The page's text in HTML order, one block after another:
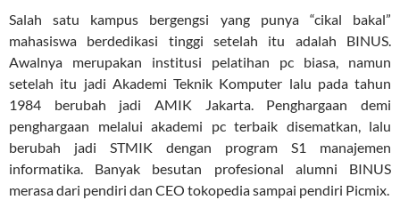
Salah satu kampus bergengsi yang punya “cikal bakal”
mahasiswa berdedikasi tinggi setelah itu adalah BINUS.
Awalnya merupakan institusi pelatihan pc biasa, namun
setelah itu jadi Akademi Teknik Komputer lalu pada tahun
1984 berubah jadi AMIK Jakarta. Penghargaan demi
penghargaan melalui akademi pc terbaik disematkan, lalu
berubah jadi STMIK dengan program S1 manajemen
informatika. Banyak besutan profesional alumni BINUS
merasa dari pendiri dan CEO tokopedia sampai pendiri Picmix.